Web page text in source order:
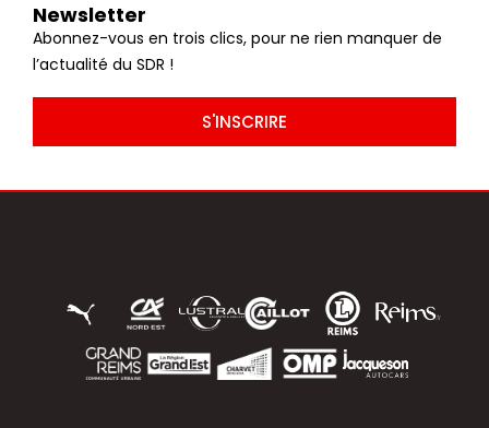
Newsletter
Abonnez-vous en trois clics, pour ne rien manquer de
l’actualité du SDR !
S'INSCRIRE